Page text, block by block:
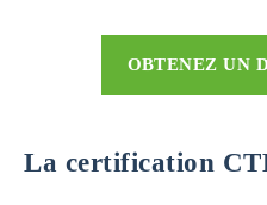
OBTENEZ UN
La certification